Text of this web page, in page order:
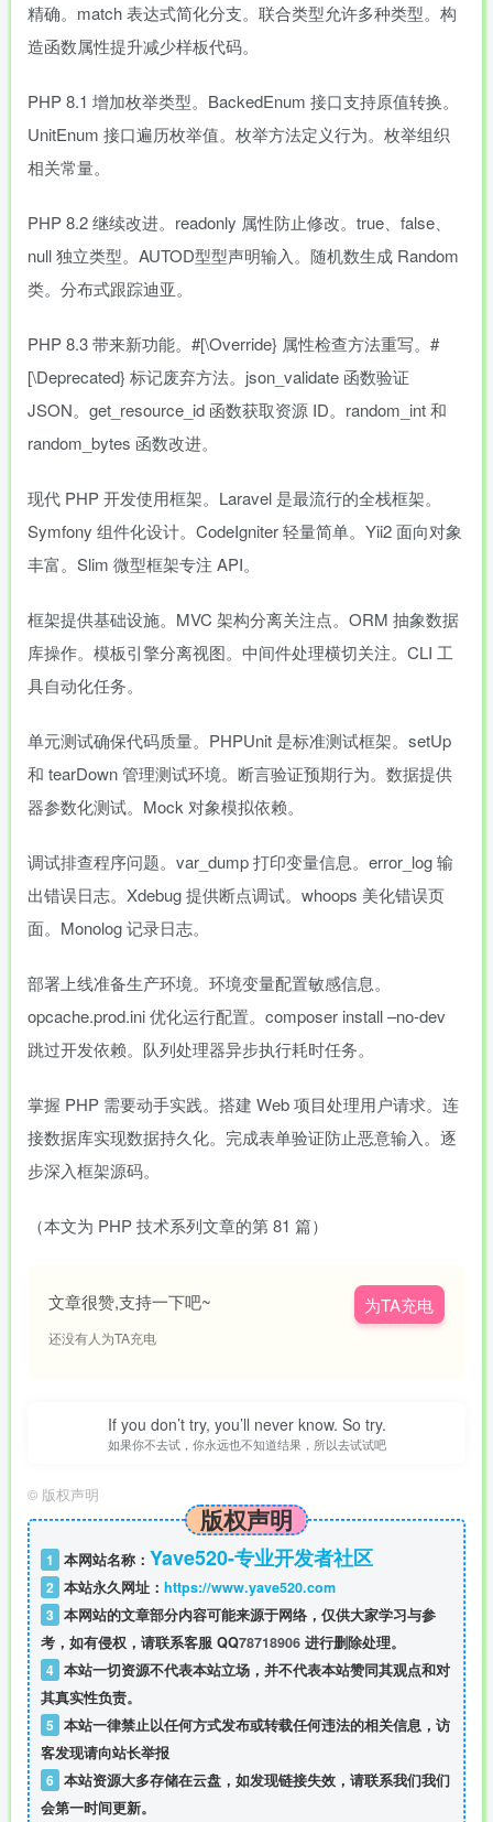
精确。match 表达式简化分支。联合类型允许多种类型。构
造函数属性提升减少样板代码。
PHP 8.1 增加枚举类型。BackedEnum 接口支持原值转换。
UnitEnum 接口遍历枚举值。枚举方法定义行为。枚举组织
相关常量。
PHP 8.2 继续改进。readonly 属性防止修改。true、false、
null 独立类型。AUTOD型型声明输入。随机数生成 Random
类。分布式跟踪迪亚。
PHP 8.3 带来新功能。#[\Override} 属性检查方法重写。#
[\Deprecated} 标记废弃方法。json_validate 函数验证
JSON。get_resource_id 函数获取资源 ID。random_int 和
random_bytes 函数改进。
现代 PHP 开发使用框架。Laravel 是最流行的全栈框架。
Symfony 组件化设计。CodeIgniter 轻量简单。Yii2 面向对象
丰富。Slim 微型框架专注 API。
框架提供基础设施。MVC 架构分离关注点。ORM 抽象数据
库操作。模板引擎分离视图。中间件处理横切关注。CLI 工
具自动化任务。
单元测试确保代码质量。PHPUnit 是标准测试框架。setUp
和 tearDown 管理测试环境。断言验证预期行为。数据提供
器参数化测试。Mock 对象模拟依赖。
调试排查程序问题。var_dump 打印变量信息。error_log 输
出错误日志。Xdebug 提供断点调试。whoops 美化错误页
面。Monolog 记录日志。
部署上线准备生产环境。环境变量配置敏感信息。
opcache.prod.ini 优化运行配置。composer install –no-dev
跳过开发依赖。队列处理器异步执行耗时任务。
掌握 PHP 需要动手实践。搭建 Web 项目处理用户请求。连
接数据库实现数据持久化。完成表单验证防止恶意输入。逐
步深入框架源码。
（本文为 PHP 技术系列文章的第 81 篇）
文章很赞,支持一下吧~
还没有人为TA充电
为TA充电
If you don’t try, you’ll never know. So try.
如果你不去试，你永远也不知道结果，所以去试试吧
© 版权声明
版权声明
1 本网站名称： Yave520-专业开发者社区
2 本站永久网址： https://www.yave520.com
3 本网站的文章部分内容可能来源于网络，仅供大家学习与参
考，如有侵权，请联系客服 QQ78718906 进行删除处理。
4 本站一切资源不代表本站立场，并不代表本站赞同其观点和对
其真实性负责。
5 本站一律禁止以任何方式发布或转载任何违法的相关信息，访
客发现请向站长举报
6 本站资源大多存储在云盘，如发现链接失效，请联系我们我们
会第一时间更新。